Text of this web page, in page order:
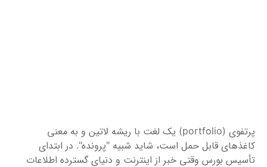
پرتفوی (portfolio) یک لغت با ریشه لاتین و به معنی
کاغذ‌های قابل حمل است، شاید شبیه "پرونده". در ابتدای
تأسیس بورس وقتی خبر از اینترنت و دنیای گسترده اطلاعات